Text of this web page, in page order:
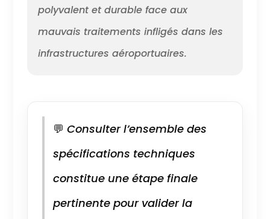
polyvalent et durable face aux
mauvais traitements infligés dans les
infrastructures aéroportuaires.
💬 Consulter l’ensemble des
spécifications techniques
constitue une étape finale
pertinente pour valider la